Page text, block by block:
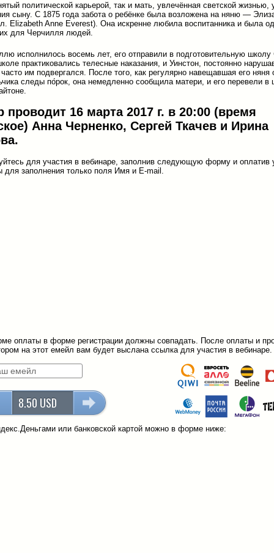
политической карьерой, так и мать, увлечённая светской жизнью,
сыну. С 1875 года забота о ребёнке была возложена на няню —
Elizabeth Anne Everest). Она искренне любила воспитанника и была
для Черчилля людей.
исполнилось восемь лет, его отправили в подготовительную школу
практиковались телесные наказания, и Уинстон, постоянно
им подвергался. После того, как регулярно навещавшая его няня
следы по́рок, она немедленно сообщила матери, и его перевели в
проводит 16 марта 2017 г. в 20:00 (время
Анна Черненко, Сергей Ткачев и Ирина
для участия в вебинаре, заполнив следующую форму и оплатив
для заполнения только поля Имя и E-mail.
оплаты в форме регистрации должны совпадать. После оплаты и
на этот емейл вам будет выслана ссылка для участия в вебинаре.
8.50 USD
или банковской картой можно в форме ниже: